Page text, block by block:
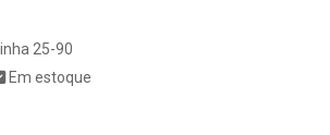
25-90
Em estoque